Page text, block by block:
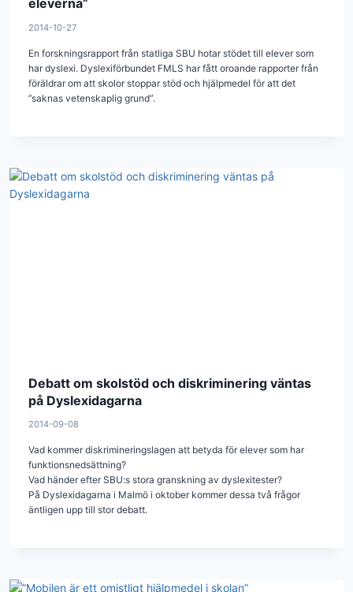
eleverna”
2014-10-27
En forskningsrapport från statliga SBU hotar stödet till elever som
har dyslexi. Dyslexiförbundet FMLS har fått oroande rapporter från
föräldrar om att skolor stoppar stöd och hjälpmedel för att det
”saknas vetenskaplig grund”.
Debatt om skolstöd och diskriminering väntas
på Dyslexidagarna
2014-09-08
Vad kommer diskrimineringslagen att betyda för elever som har
funktionsnedsättning?
Vad händer efter SBU:s stora granskning av dyslexitester?
På Dyslexidagarna i Malmö i oktober kommer dessa två frågor
äntligen upp till stor debatt.